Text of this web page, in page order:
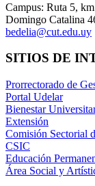
Campus: Ruta 5,
Domingo Catalina
bedelia@cut.edu.uy
SITIOS DE
Prorrectorado de
Portal Udelar
Bienestar
Extensión
Comisión Sectorial
CSIC
Educación
Área Social y